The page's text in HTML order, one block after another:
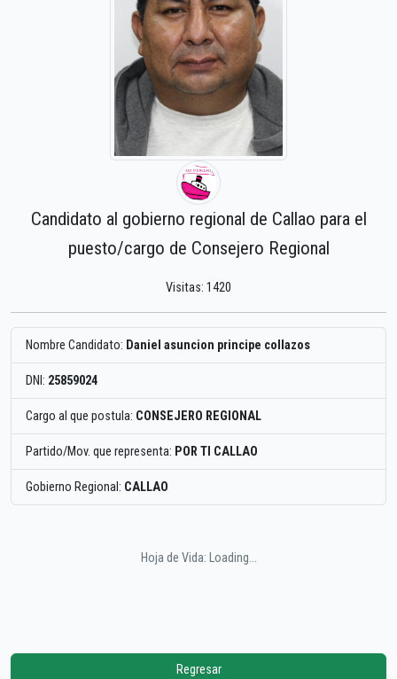
Candidato al gobierno regional de Callao para el
puesto/cargo de Consejero Regional
Visitas: 1420
Nombre Candidato: Daniel asuncion principe collazos
DNI: 25859024
Cargo al que postula: CONSEJERO REGIONAL
Partido/Mov. que representa: POR TI CALLAO
Gobierno Regional: CALLAO
Hoja de Vida: Loading...
Regresar